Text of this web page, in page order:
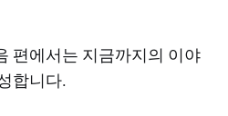
편에서는 지금까지의 이야
합니다.